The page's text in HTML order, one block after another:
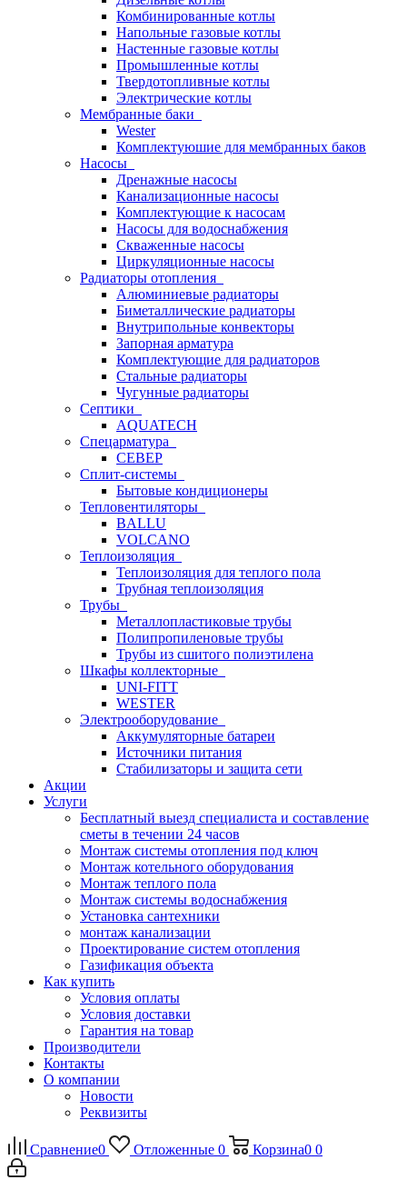
Комбинированные котлы
Напольные газовые котлы
Настенные газовые котлы
Промышленные котлы
Твердотопливные котлы
Электрические котлы
Мембранные баки
Wester
Комплектуюшие для мембранных баков
Насосы
Дренажные насосы
Канализационные насосы
Комплектующие к насосам
Насосы для водоснабжения
Скваженные насосы
Циркуляционные насосы
Радиаторы отопления
Алюминиевые радиаторы
Биметаллические радиаторы
Внутрипольные конвекторы
Запорная арматура
Комплектующие для радиаторов
Стальные радиаторы
Чугунные радиаторы
Септики
AQUATECH
Спецарматура
СЕВЕР
Сплит-системы
Бытовые кондиционеры
Тепловентиляторы
BALLU
VOLCANO
Теплоизоляция
Теплоизоляция для теплого пола
Трубная теплоизоляция
Трубы
Металлопластиковые трубы
Полипропиленовые трубы
Трубы из сшитого полиэтилена
Шкафы коллекторные
UNI-FITT
WESTER
Электрооборудование
Аккумуляторные батареи
Источники питания
Стабилизаторы и защита сети
Акции
Услуги
Бесплатный выезд специалиста и составление
сметы в течении 24 часов
Монтаж системы отопления под ключ
Монтаж котельного оборудования
Монтаж теплого пола
Монтаж системы водоснабжения
Установка сантехники
монтаж канализации
Проектирование систем отопления
Газификация объекта
Как купить
Условия оплаты
Условия доставки
Гарантия на товар
Производители
Контакты
О компании
Новости
Реквизиты
Сравнение0 Отложенные 0 Корзина0 0